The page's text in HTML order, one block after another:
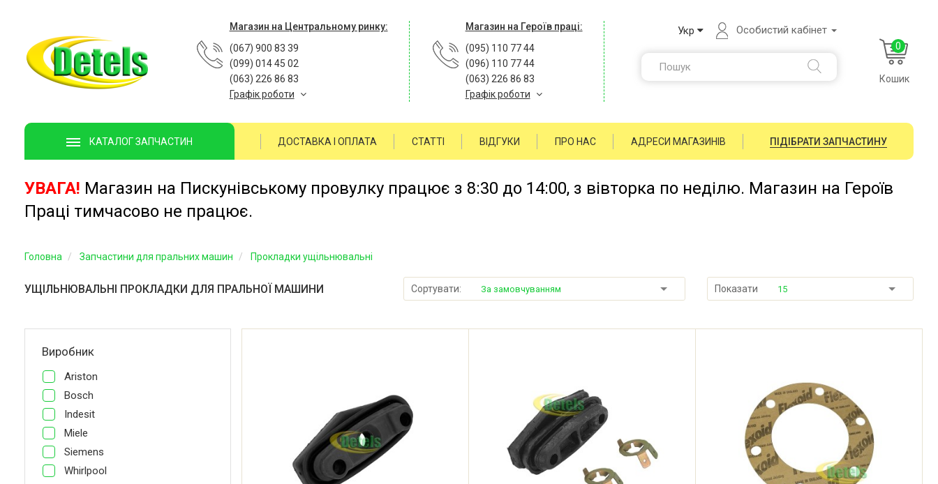
Магазин на Центральному ринку:
(067) 900 83 39
(099) 014 45 02
(063) 226 86 83
Графік роботи
Магазин на Героїв праці:
(095) 110 77 44
(096) 110 77 44
(063) 226 86 83
Графік роботи
Укр Особистий кабінет
0
Кошик
КАТАЛОГ ЗАПЧАСТИН ДОСТАВКА І ОПЛАТА СТАТТІ ВІДГУКИ ПРО НАС АДРЕСИ МАГАЗИНІВ ПІДІБРАТИ ЗАПЧАСТИНУ
УВАГА! Магазин на Пискунівському провулку працює з 8:30 до 14:00, з вівторка по неділю. Магазин на Героїв
Праці тимчасово не працює.
Головна Запчастини для пральних машин Прокладки ущільнювальні
УЩІЛЬНЮВАЛЬНІ ПРОКЛАДКИ ДЛЯ ПРАЛЬНОЇ МАШИНИ Сортувати: За замовчуванням Показати 15
Виробник
Ariston
Bosch
Indesit
Miele
Siemens
Whirlpool